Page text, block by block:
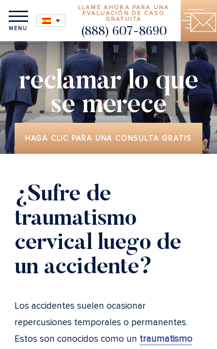
MENU
LLAME AHORA PARA UNA
EVALUACIÓN DE CASO
GRATUITA
(888) 607-8690
reclamar lo que
se merece
HAGA CLIC PARA UNA CONSULTA GRATIS
¿Sufre de
traumatismo
cervical luego de
un accidente?
Los accidentes suelen ocasionar
repercusiones temporales o permanentes.
Estos son conocidos como un traumatismo